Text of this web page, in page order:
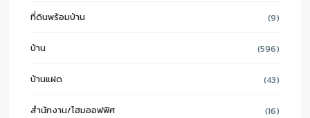
ที่ดินพร้อมบ้าน (9)
บ้าน (596)
บ้านแฝด (43)
สำนักงาน/โฮมออฟฟิศ (16)